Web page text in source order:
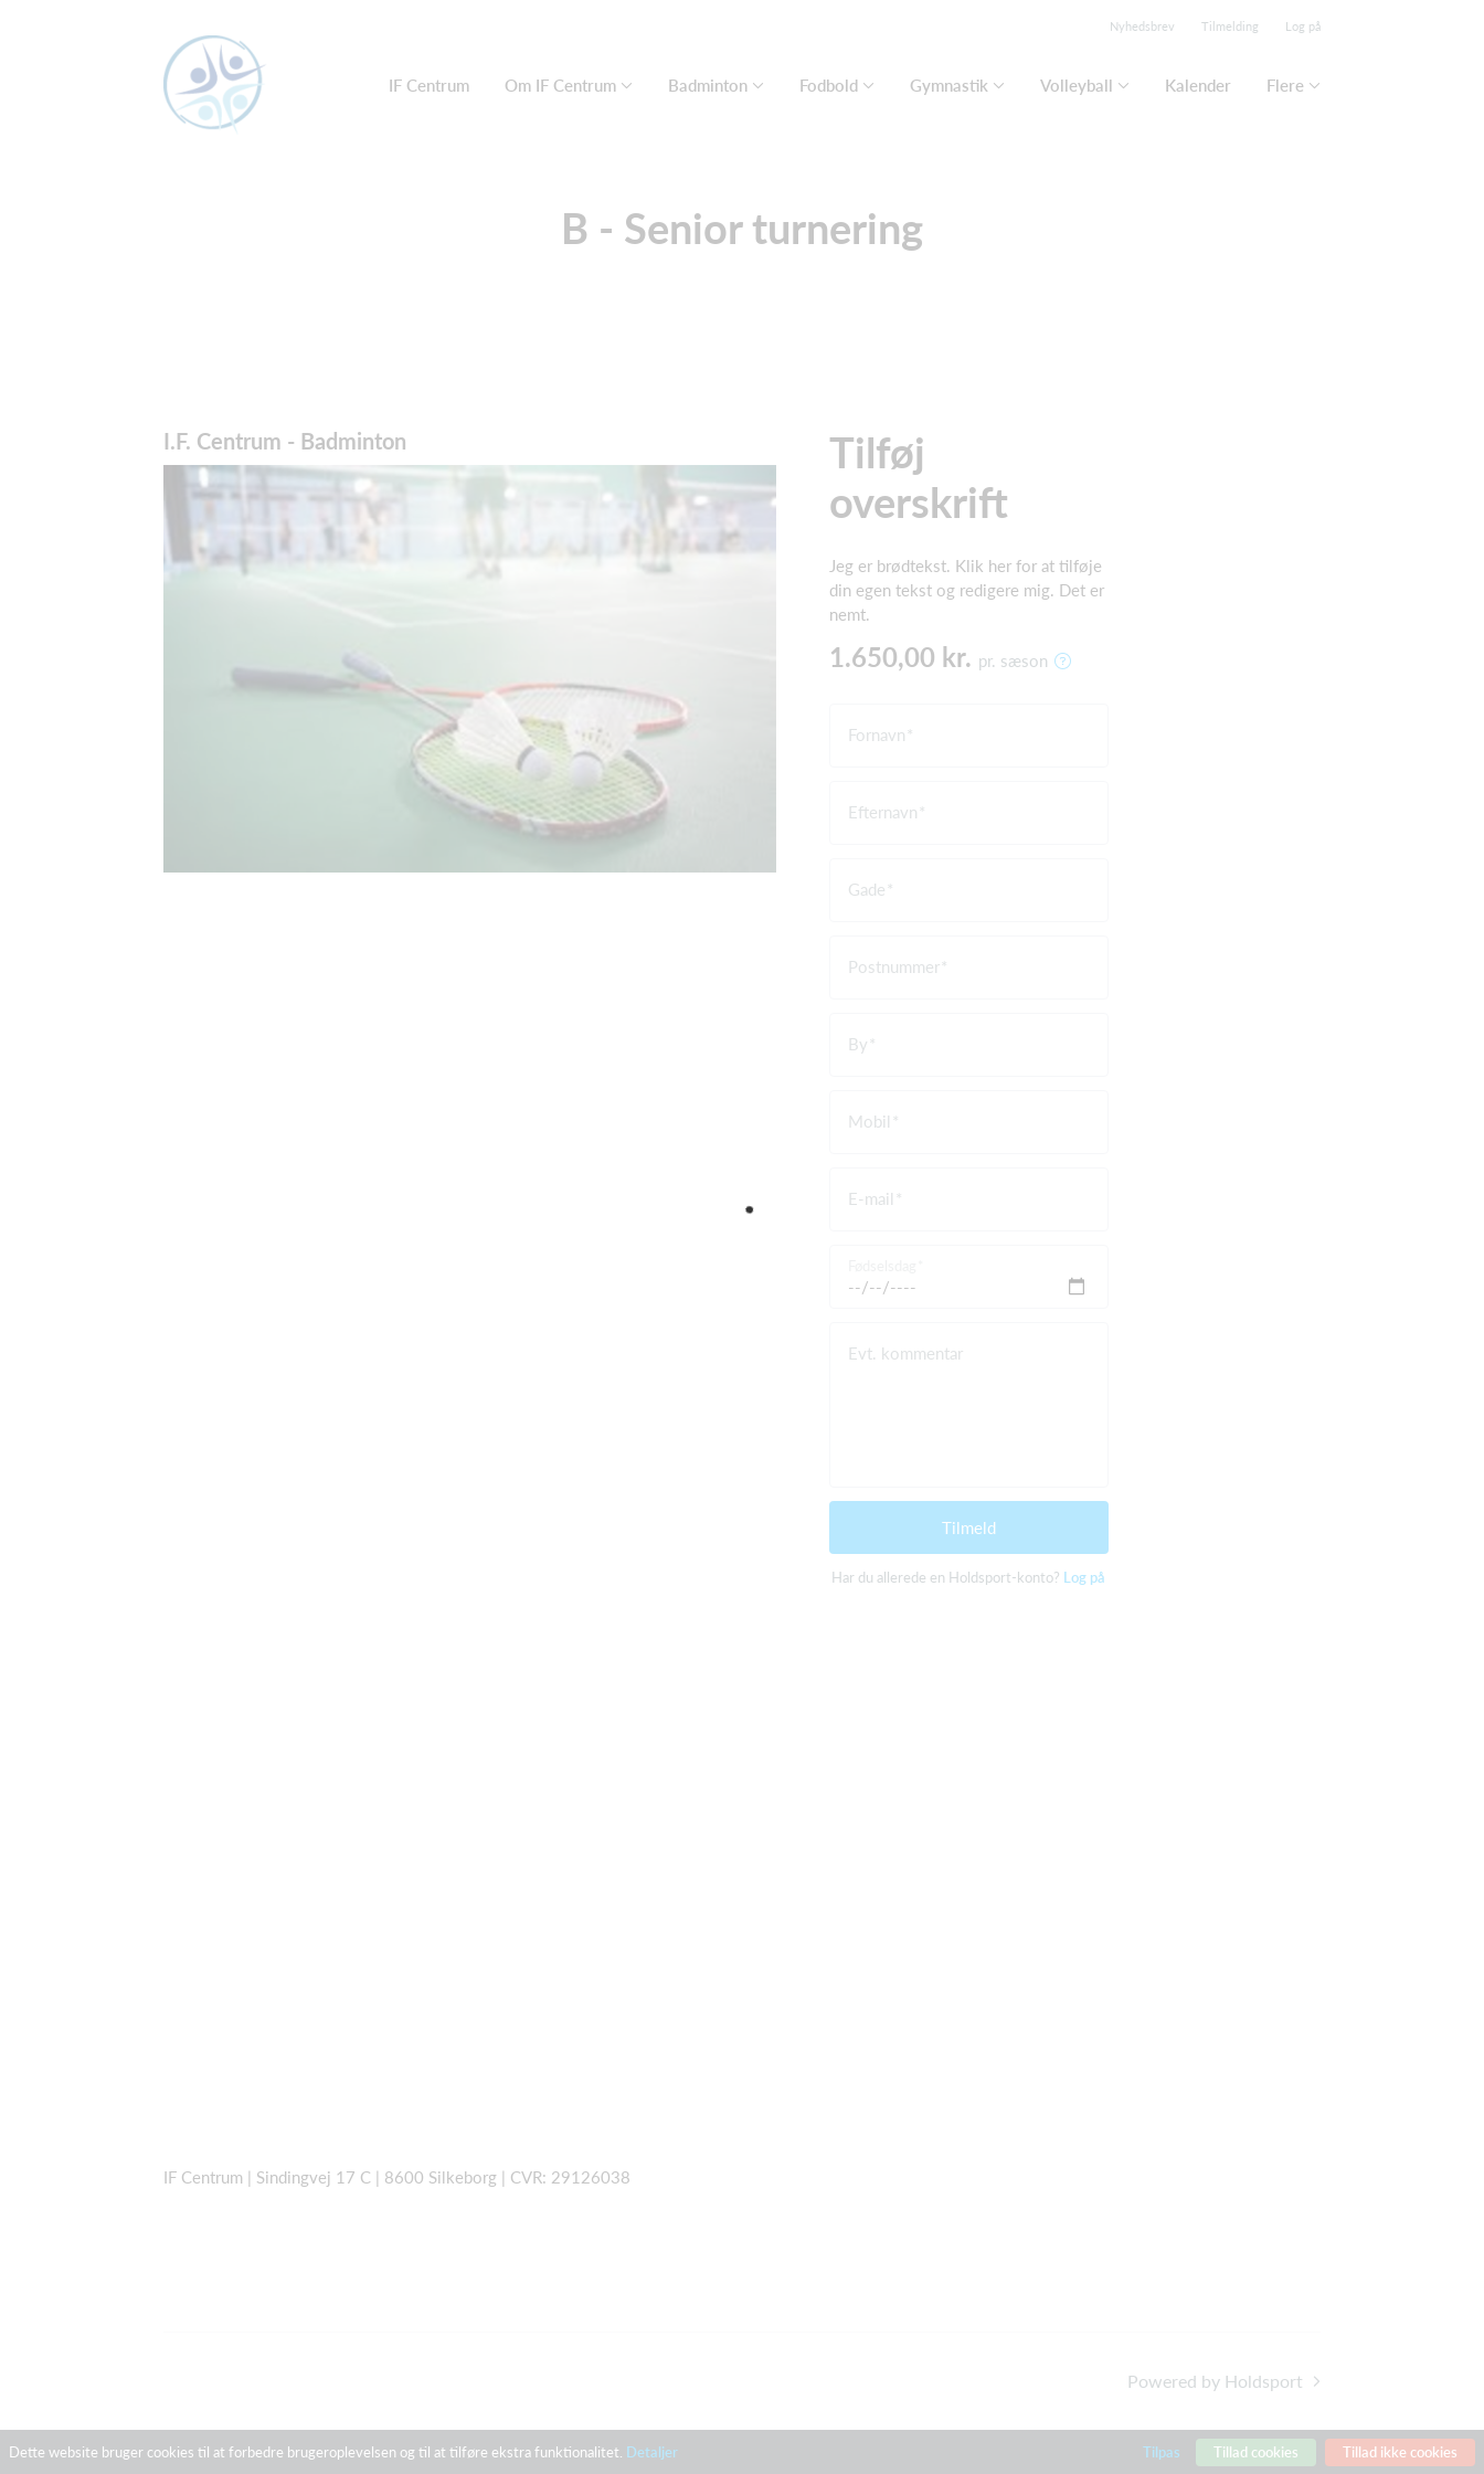
Nyhedsbrev Tilmelding Log på
IF Centrum Om IF Centrum Badminton Fodbold Gymnastik Volleyball Kalender Flere
B - Senior turnering
I.F. Centrum - Badminton
Tilføj
overskrift
Jeg er brødtekst. Klik her for at tilføje
din egen tekst og redigere mig. Det er
nemt.
1.650,00 kr. pr. sæson
Fornavn
Efternavn
Gade
Postnummer
By
Mobil
E-mail
Evt. kommentar
Tilmeld
Har du allerede en Holdsport-konto? Log på
IF Centrum | Sindingvej 17 C | 8600 Silkeborg | CVR: 29126038
Powered by Holdsport
Dette website bruger cookies til at forbedre brugeroplevelsen og til at tilføre ekstra funktionalitet. Detaljer Tillad ikke cookies
Tillad cookies
Tilpas